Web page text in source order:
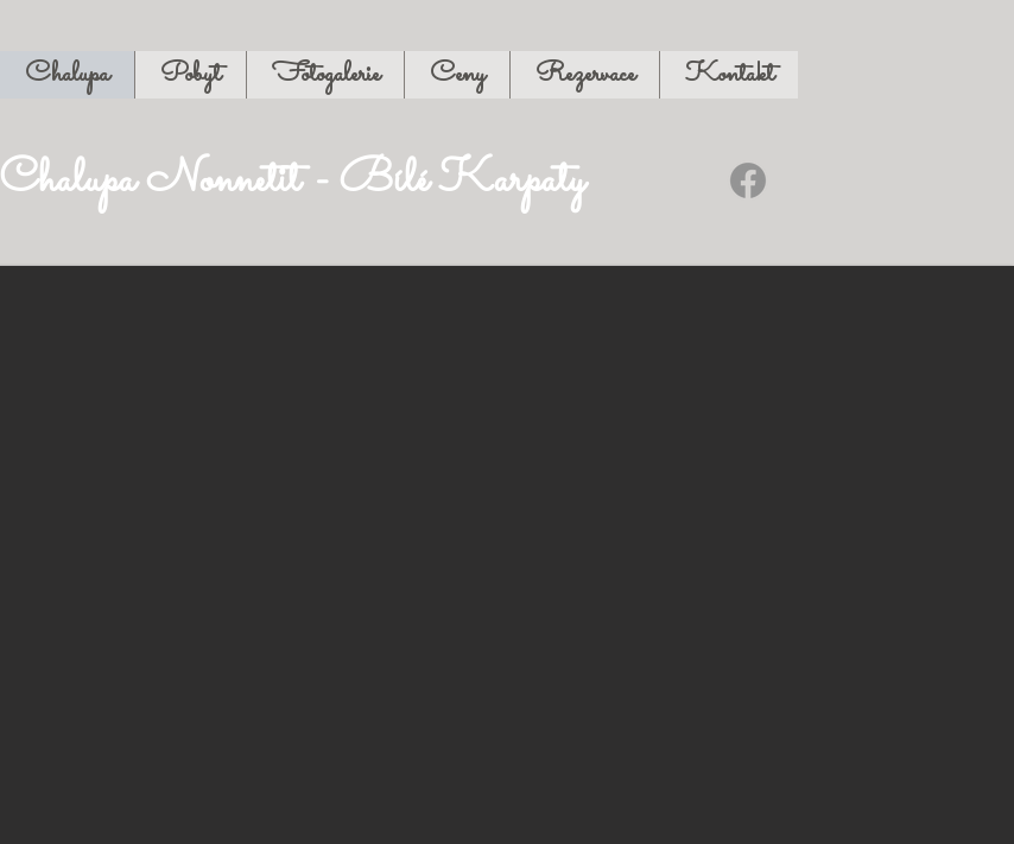
Chalupa Pobyt Fotogalerie Ceny Rezervace Kontakt
Chalupa Nonnetit - Bílé Karpaty